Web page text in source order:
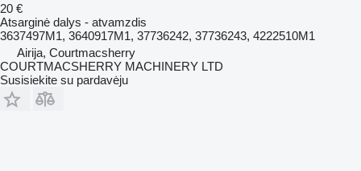
20 €
Atsarginė dalys - atvamzdis
3637497M1, 3640917M1, 37736242, 37736243, 4222510M1
Airija, Courtmacsherry
COURTMACSHERRY MACHINERY LTD
Susisiekite su pardavėju